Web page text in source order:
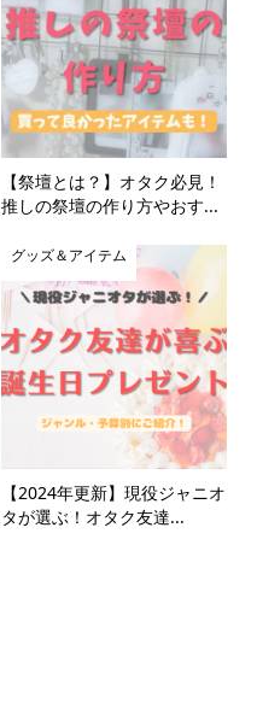
【祭壇とは？】オタク必見！
推しの祭壇の作り方やおす...
グッズ＆アイテム
【2024年更新】現役ジャニオ
タが選ぶ！オタク友達...